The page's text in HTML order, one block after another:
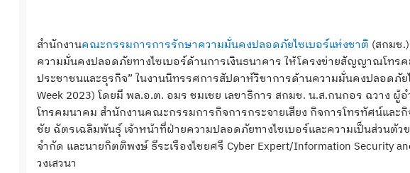
สำนักงานคณะกรรมการการรักษาความมั่นคงปลอดภัยไซเบอร์แห่งชาติ (สกมช
ความมั่นคงปลอดภัยทางไซเบอร์ด้านการเงินธนาคาร ให้โครงข่ายสัญญาณโท
ประชาชนและธุรกิจ” ในงานนิทรรศการสัปดาห์วิชาการด้านความมั่นคงปลอดภัย
Week 2023) โดยมี พล.อ.ต. อมร ชมเชย เลขาธิการ สกมช. น.ส.กนกอร ฉวาง
โทรคมนาคม สำนักงานคณะกรรมการกิจการกระจายเสียง กิจการโทรทัศน์และ
ชัย ฉัตรเฉลิมพันธุ์ เจ้าหน้าที่ฝ่ายความปลอดภัยทางไซเบอร์และความเป็นส่วนตัว
จำกัด และนายกิตติพงษ์ ธีระเรืองไชยศรี Cyber Expert/Information Security
วงเสวนา